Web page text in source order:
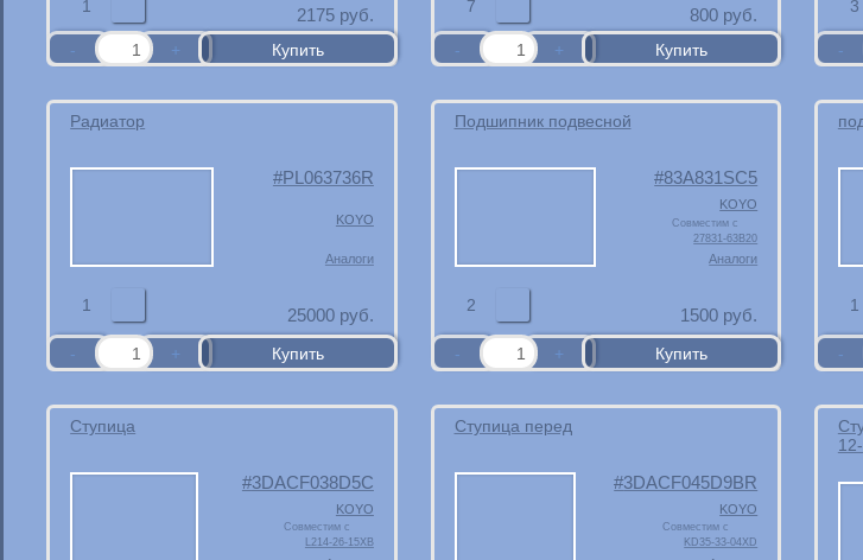
1 2175руб. 7 800 руб. 3
Радиатор
PL063736R
KOYO
Аналоги
1 25000руб.
Подшипник подвесной
83A831SC5
KOYO
Совместим с
27831-63B20
Аналоги
2 1500 руб. 1
Ступица
3DACF038D5C
KOYO
Совместим с
L214-26-15XB
Ступица перед
3DACF045D9BR
KOYO
Совместим с
KD35-33-04XD